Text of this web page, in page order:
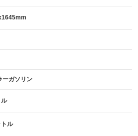
ーガソリン
ル
ル